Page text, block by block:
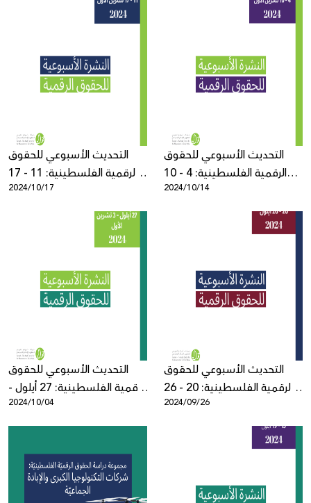
التحديث الأسبوعي للحقوق
الرقمية الفلسطينية: 11 - 17
تشرين الأول
2024/10/17
التحديث الأسبوعي للحقوق
الرقمية الفلسطينية: 4 - 10
تشرين الأول
2024/10/14
التحديث الأسبوعي للحقوق
الرقمية الفلسطينية: 27 أيلول -
2024/10/04
التحديث الأسبوعي للحقوق
الرقمية الفلسطينية: 20 - 26
أيلول
2024/09/26